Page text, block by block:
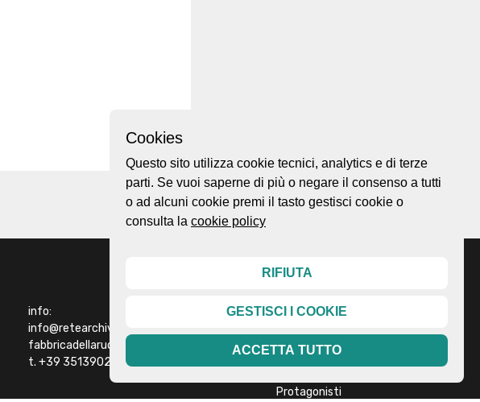
Ordina per
info:
info@retearchivibiellesi.it
fabbricadellaruota@gmail.com
t. +39 3513902199
Home page
About
Esplora
Protagonisti
Cookies
Questo sito utilizza cookie tecnici, analytics e di terze
parti. Se vuoi saperne di più o negare il consenso a tutti
o ad alcuni cookie premi il tasto gestisci cookie o
consulta la cookie policy
RIFIUTA
GESTISCI I COOKIE
ACCETTA TUTTO